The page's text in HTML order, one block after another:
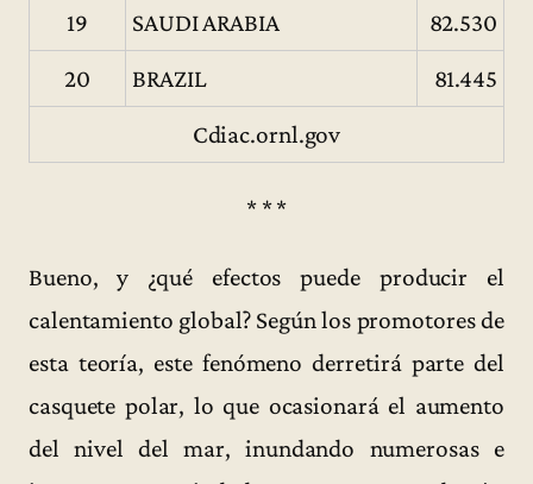
19
SAUDI ARABIA
82.530
20
BRAZIL
81.445
Cdiac.ornl.gov
* * *
Bueno, y ¿qué efectos puede producir el
calentamiento global? Según los promotores de
esta teoría, este fenómeno derretirá parte del
casquete polar, lo que ocasionará el aumento
del nivel del mar, inundando numerosas e